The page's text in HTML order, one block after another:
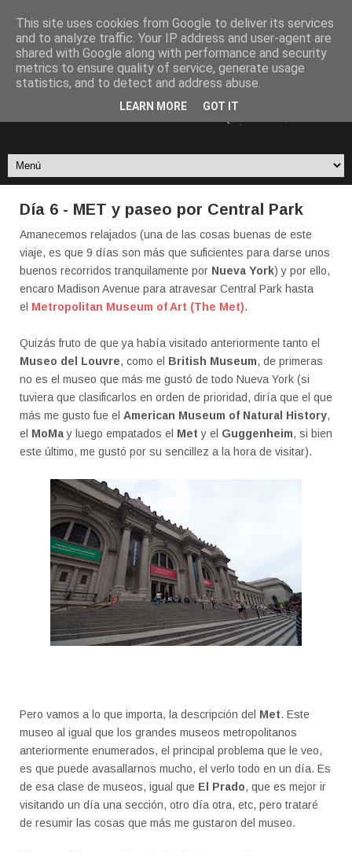
Viajero
solitario
Día 6 - MET y paseo por Central Park
Amanecemos relajados (una de las cosas buenas de este
viaje, es que 9 días son más que suficientes para darse unos
buenos recorridos tranquilamente por Nueva York) y por ello,
encaro Madison Avenue para atravesar Central Park hasta
el Metropolitan Museum of Art (The Met).
Quizás fruto de que ya había visitado anteriormente tanto el
Museo del Louvre, como el British Museum, de primeras
no es el museo que más me gustó de todo Nueva York (si
tuviera que clasificarlos en orden de prioridad, diría que el que
más me gusto fue el American Museum of Natural History,
el MoMay luego empatados el Mety el Guggenheim, si bien
este último, me gustó por su sencillez a la hora de visitar).
Pero vamos a lo que importa, la descripción del Met. Este
museo al igual que los grandes museos metropolitanos
anteriormente enumerados, el principal problema que le veo,
es que puede avasallarnos mucho, el verlo todo en un día. Es
de esa clase de museos, igual que El Prado, que es mejor ir
visitando un día una sección, otro día otra, etc, pero trataré
de resumir las cosas que más me gustaron del museo.
This site uses cookies from Google to deliver its services
and to analyze traffic. Your IP address and user-agent are
shared with Google along with performance and security
metrics to ensure quality of service, generate usage
statistics, and to detect and address abuse.
LEARN MORE GOT IT